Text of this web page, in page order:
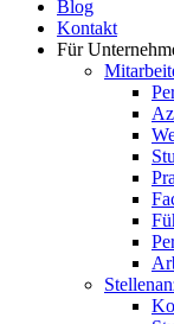
Blog
Kontakt
Für